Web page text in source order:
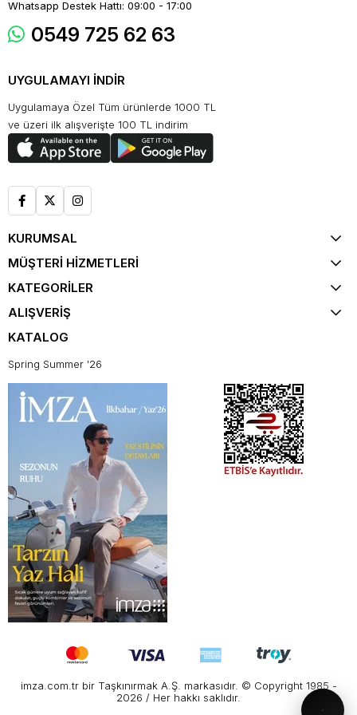
Whatsapp Destek Hattı: 09:00 - 17:00
0549 725 62 63
UYGULAMAYI İNDİR
Uygulamaya Özel Tüm ürünlerde 1000 TL
ve üzeri ilk alışverişte 100 TL indirim
KURUMSAL
MÜŞTERİ HİZMETLERİ
KATEGORİLER
ALIŞVERİŞ
KATALOG
Spring Summer '26
imza.com.tr bir Taşkınırmak A.Ş. markasıdır. © Copyright 1985 -
2026 / Her hakkı saklıdır.